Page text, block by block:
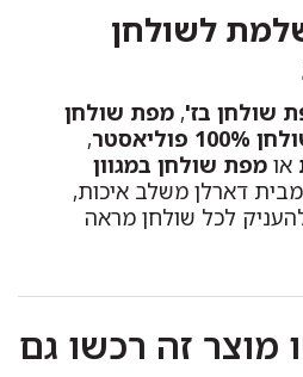
לשולחן
שולחן בז', מפת שולחן
פוליאסטר
,
או מפת שולחן במגוון
מבית דארלן משלב איכות,
לכל שולחן מראה
מוצר זה רכשו גם